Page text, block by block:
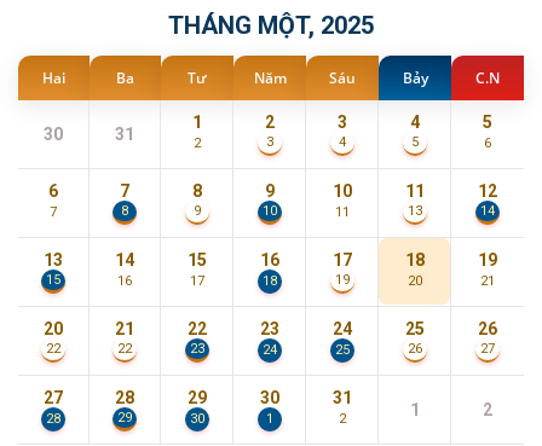
THÁNG MỘT, 2025
Hai Ba Tư Năm Sáu Bảy C.N
30 31
1
2
2
3
3
4
4
5
5
6
6
7
7
8
8
9
9
10
10
11
11
13
12
14
13
15
14
16
15
17
16
18
17
19
18
20
19
21
20
22
21
22
22
23
23
24
24
25
25
26
26
27
27
28
28
29
29
30
30
1
31
2 1 2